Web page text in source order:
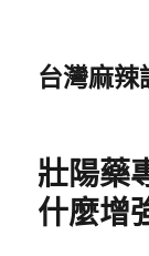
台灣麻辣
壯陽藥
什麼增